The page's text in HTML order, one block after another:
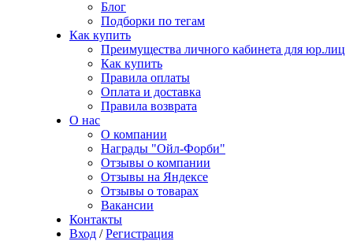
Блог
Подборки по тегам
Как купить
Преимущества личного кабинета для юр.лиц
Как купить
Правила оплаты
Оплата и доставка
Правила возврата
О нас
О компании
Награды "Ойл-Форби"
Отзывы о компании
Отзывы на Яндексе
Отзывы о товарах
Вакансии
Контакты
Вход / Регистрация